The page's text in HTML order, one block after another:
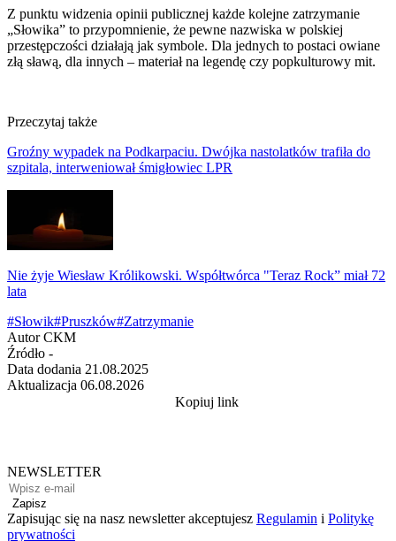
Z punktu widzenia opinii publicznej każde kolejne zatrzymanie
„Słowika” to przypomnienie, że pewne nazwiska w polskiej
przestępczości działają jak symbole. Dla jednych to postaci owiane
złą sławą, dla innych – materiał na legendę czy popkulturowy mit.
Przeczytaj także
Groźny wypadek na Podkarpaciu. Dwójka nastolatków trafiła do
szpitala, interweniował śmigłowiec LPR
Nie żyje Wiesław Królikowski. Współtwórca "Teraz Rock” miał 72
lata
#Słowik#Pruszków#Zatrzymanie
Autor CKM
Źródło -
Data dodania 21.08.2025
Aktualizacja 06.08.2026
Kopiuj link
NEWSLETTER
Zapisz
Zapisując się na nasz newsletter akceptujesz Regulamin i Politykę
prywatności